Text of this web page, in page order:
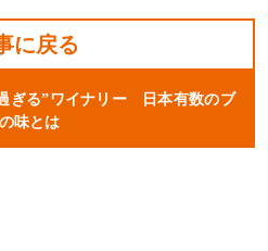
に戻る
ぎる”ワイナリー 日本有数のブ
味とは